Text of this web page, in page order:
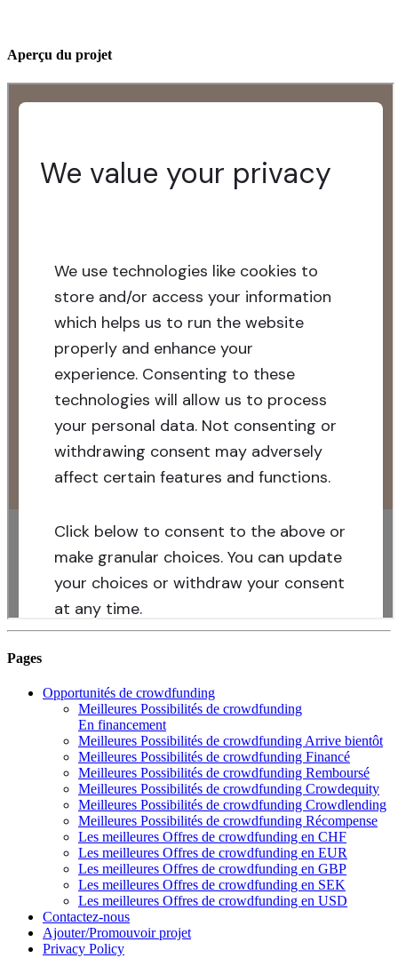
Aperçu du projet
Pages
Opportunités de crowdfunding
Meilleures Possibilités de crowdfunding
En financement
Meilleures Possibilités de crowdfunding Arrive bientôt
Meilleures Possibilités de crowdfunding Financé
Meilleures Possibilités de crowdfunding Remboursé
Meilleures Possibilités de crowdfunding Crowdequity
Meilleures Possibilités de crowdfunding Crowdlending
Meilleures Possibilités de crowdfunding Récompense
Les meilleures Offres de crowdfunding en CHF
Les meilleures Offres de crowdfunding en EUR
Les meilleures Offres de crowdfunding en GBP
Les meilleures Offres de crowdfunding en SEK
Les meilleures Offres de crowdfunding en USD
Contactez-nous
Ajouter/Promouvoir projet
Privacy Policy